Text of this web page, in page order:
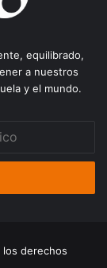
equilibrado,
a nuestros
y el mundo.
derechos